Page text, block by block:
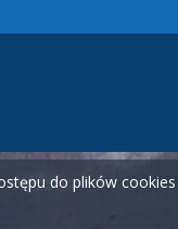
do plików